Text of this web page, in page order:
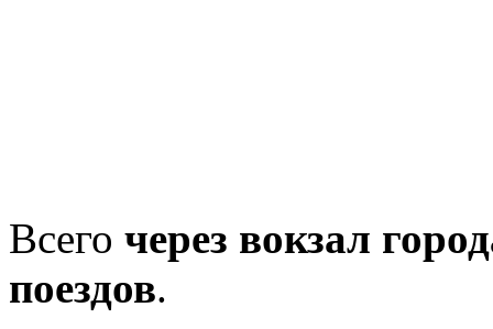
Всего через вокзал
поездов.